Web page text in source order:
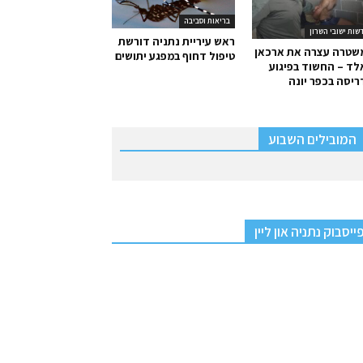
בריאות וסביבה
ראש עיריית נתניה דורשת
טיפול דחוף במפגע יתושים
ישובי השרון
עצרה את ארכאן
– החשוד בפיגוע
בכפר יונה
המובילים השבוע
פייסבוק נתניה און ליין